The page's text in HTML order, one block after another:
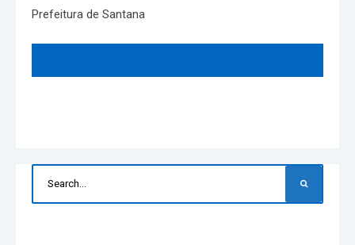
Prefeitura de Santana